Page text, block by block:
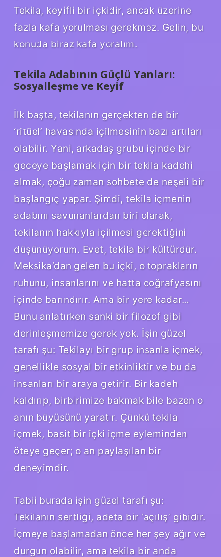
Tekila, keyifli bir içkidir, ancak üzerine
fazla kafa yorulması gerekmez. Gelin, bu
konuda biraz kafa yoralım.
Tekila Adabının Güçlü Yanları:
Sosyalleşme ve Keyif
İlk başta, tekilanın gerçekten de bir
‘ritüel’ havasında içilmesinin bazı artıları
olabilir. Yani, arkadaş grubu içinde bir
geceye başlamak için bir tekila kadehi
almak, çoğu zaman sohbete de neşeli bir
başlangıç yapar. Şimdi, tekila içmenin
adabını savunanlardan biri olarak,
tekilanın hakkıyla içilmesi gerektiğini
düşünüyorum. Evet, tekila bir kültürdür.
Meksika’dan gelen bu içki, o toprakların
ruhunu, insanlarını ve hatta coğrafyasını
içinde barındırır. Ama bir yere kadar…
Bunu anlatırken sanki bir filozof gibi
derinleşmemize gerek yok. İşin güzel
tarafı şu: Tekilayı bir grup insanla içmek,
genellikle sosyal bir etkinliktir ve bu da
insanları bir araya getirir. Bir kadeh
kaldırıp, birbirimize bakmak bile bazen o
anın büyüsünü yaratır. Çünkü tekila
içmek, basit bir içki içme eyleminden
öteye geçer; o an paylaşılan bir
deneyimdir.
Tabii burada işin güzel tarafı şu:
Tekilanın sertliği, adeta bir ‘açılış’ gibidir.
İçmeye başlamadan önce her şey ağır ve
durgun olabilir, ama tekila bir anda